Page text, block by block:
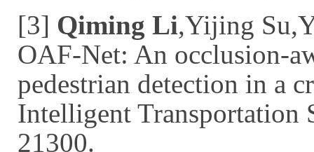
[3] Qiming Li,Yijing
OAF-Net: An occlusion-
pedestrian detection in a
Intelligent Transportation
21300.